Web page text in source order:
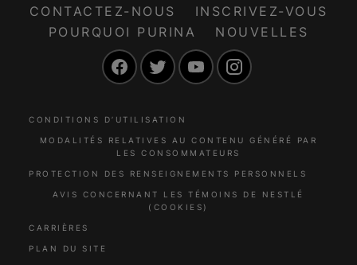
CONTACTEZ-NOUS
INSCRIVEZ-VOUS
POURQUOI PURINA
NOUVELLES
FacebookTwitter YouTube
CONDITIONS D’UTILISATION
MODALITÉS RELATIVES AU CONTENU GÉNÉRÉ PAR
LES CONSOMMATEURS
PROTECTION DES RENSEIGNEMENTS PERSONNELS
AVIS CONCERNANT LES TÉMOINS DE NESTLÉ
(COOKIES)
CARRIÈRES
PLAN DU SITE